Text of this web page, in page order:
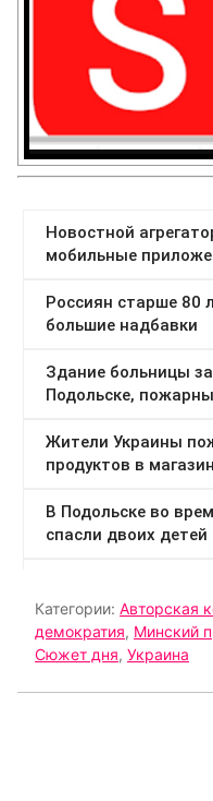
Категории: Авторская
демократия, Минский
Сюжет дня, Украина